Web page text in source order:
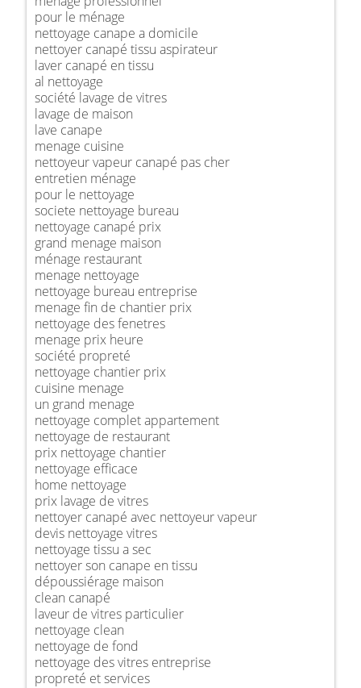
pour le ménage
nettoyage canape a domicile
nettoyer canapé tissu aspirateur
laver canapé en tissu
al nettoyage
société lavage de vitres
lavage de maison
lave canape
menage cuisine
nettoyeur vapeur canapé pas cher
entretien ménage
pour le nettoyage
societe nettoyage bureau
nettoyage canapé prix
grand menage maison
ménage restaurant
menage nettoyage
nettoyage bureau entreprise
menage fin de chantier prix
nettoyage des fenetres
menage prix heure
société propreté
nettoyage chantier prix
cuisine menage
un grand menage
nettoyage complet appartement
nettoyage de restaurant
prix nettoyage chantier
nettoyage efficace
home nettoyage
prix lavage de vitres
nettoyer canapé avec nettoyeur vapeur
devis nettoyage vitres
nettoyage tissu a sec
nettoyer son canape en tissu
dépoussiérage maison
clean canapé
laveur de vitres particulier
nettoyage clean
nettoyage de fond
nettoyage des vitres entreprise
propreté et services